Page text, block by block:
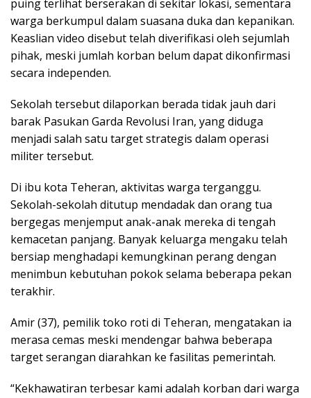
puing terlihat berserakan di sekitar lokasi, sementara
warga berkumpul dalam suasana duka dan kepanikan.
Keaslian video disebut telah diverifikasi oleh sejumlah
pihak, meski jumlah korban belum dapat dikonfirmasi
secara independen.
Sekolah tersebut dilaporkan berada tidak jauh dari
barak Pasukan Garda Revolusi Iran, yang diduga
menjadi salah satu target strategis dalam operasi
militer tersebut.
Di ibu kota Teheran, aktivitas warga terganggu.
Sekolah-sekolah ditutup mendadak dan orang tua
bergegas menjemput anak-anak mereka di tengah
kemacetan panjang. Banyak keluarga mengaku telah
bersiap menghadapi kemungkinan perang dengan
menimbun kebutuhan pokok selama beberapa pekan
terakhir.
Amir (37), pemilik toko roti di Teheran, mengatakan ia
merasa cemas meski mendengar bahwa beberapa
target serangan diarahkan ke fasilitas pemerintah.
“Kekhawatiran terbesar kami adalah korban dari warga